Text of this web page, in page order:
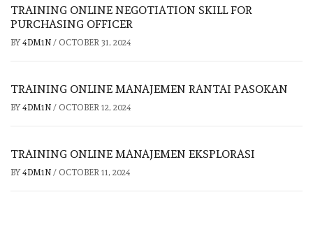
TRAINING ONLINE NEGOTIATION SKILL FOR
PURCHASING OFFICER
BY 4DM1N / OCTOBER 31, 2024
TRAINING ONLINE MANAJEMEN RANTAI PASOKAN
BY 4DM1N / OCTOBER 12, 2024
TRAINING ONLINE MANAJEMEN EKSPLORASI
BY 4DM1N / OCTOBER 11, 2024